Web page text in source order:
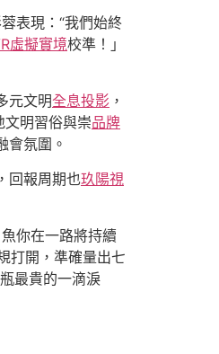
表現：“我們始終
虛擬實境校準！」
元文明全息投影 ，
明習俗與崇品牌
會氛圍。
回報周期也玖陽視
你在一路將持續
打開，準確量出七
最貴的一滴淚